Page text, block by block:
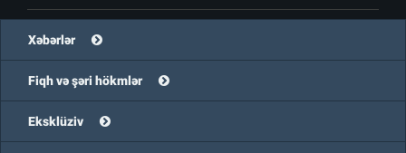
Xəbərlər
Fiqh və şəri hökmlər
Eksklüziv